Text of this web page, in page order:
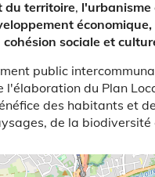
du territoire, l'urbanisme
cohésion sociale et
public
l'élaboration du Plan
des habitants et
de la biodiversité